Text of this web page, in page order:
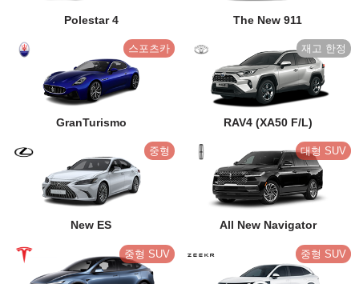
Polestar 4 The New 911
스포츠카
GranTurismo RAV4 (XA50 F/L)
중형
New ES
대형 SUV
All New Navigator
중형 SUV 중형 SUV